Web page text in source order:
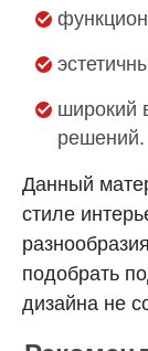
широкий
решений.
Данный
стиле
подобрать
дизайна не